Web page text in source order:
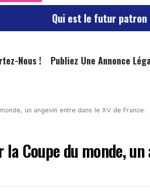
Qui est le futur patron des
Nous ! Publiez Une Annonce
un angevin entre dans le XV de France.
Coupe du monde,